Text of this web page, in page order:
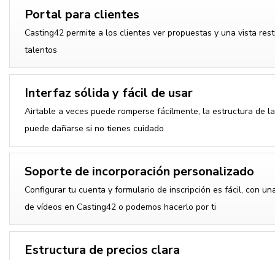
Portal para clientes
Casting42 permite a los clientes ver propuestas y una vista
talentos
Interfaz sólida y fácil de usar
Airtable a veces puede romperse fácilmente, la estructura de
puede dañarse si no tienes cuidado
Soporte de incorporación personalizado
Configurar tu cuenta y formulario de inscripción es fácil, con
de vídeos en Casting42 o podemos hacerlo por ti
Estructura de precios clara